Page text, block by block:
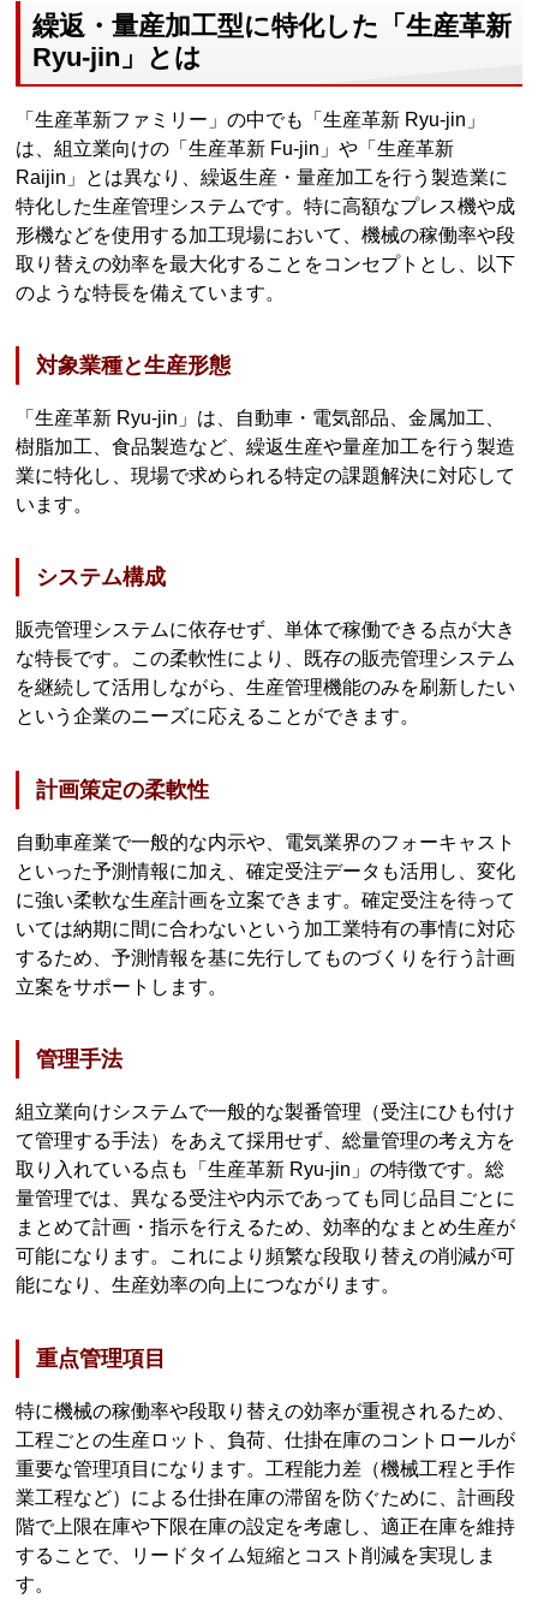
繰返・量産加工型に特化した「生産革新
Ryu-jin」とは
「生産革新ファミリー」の中でも「生産革新 Ryu-jin」
は、組立業向けの「生産革新 Fu-jin」や「生産革新
Raijin」とは異なり、繰返生産・量産加工を行う製造業に
特化した生産管理システムです。特に高額なプレス機や成
形機などを使用する加工現場において、機械の稼働率や段
取り替えの効率を最大化することをコンセプトとし、以下
のような特長を備えています。
対象業種と生産形態
「生産革新 Ryu-jin」は、自動車・電気部品、金属加工、
樹脂加工、食品製造など、繰返生産や量産加工を行う製造
業に特化し、現場で求められる特定の課題解決に対応して
います。
システム構成
販売管理システムに依存せず、単体で稼働できる点が大き
な特長です。この柔軟性により、既存の販売管理システム
を継続して活用しながら、生産管理機能のみを刷新したい
という企業のニーズに応えることができます。
計画策定の柔軟性
自動車産業で一般的な内示や、電気業界のフォーキャスト
といった予測情報に加え、確定受注データも活用し、変化
に強い柔軟な生産計画を立案できます。確定受注を待って
いては納期に間に合わないという加工業特有の事情に対応
するため、予測情報を基に先行してものづくりを行う計画
立案をサポートします。
管理手法
組立業向けシステムで一般的な製番管理（受注にひも付け
て管理する手法）をあえて採用せず、総量管理の考え方を
取り入れている点も「生産革新 Ryu-jin」の特徴です。総
量管理では、異なる受注や内示であっても同じ品目ごとに
まとめて計画・指示を行えるため、効率的なまとめ生産が
可能になります。これにより頻繁な段取り替えの削減が可
能になり、生産効率の向上につながります。
重点管理項目
特に機械の稼働率や段取り替えの効率が重視されるため、
工程ごとの生産ロット、負荷、仕掛在庫のコントロールが
重要な管理項目になります。工程能力差（機械工程と手作
業工程など）による仕掛在庫の滞留を防ぐために、計画段
階で上限在庫や下限在庫の設定を考慮し、適正在庫を維持
することで、リードタイム短縮とコスト削減を実現しま
す。